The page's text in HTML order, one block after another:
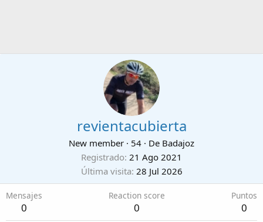
revientacubierta
New member · 54 · De Badajoz
Registrado 21 Ago 2021
Última visita 28 Jul 2026
Mensajes
0
Reaction score
0
Puntos
0